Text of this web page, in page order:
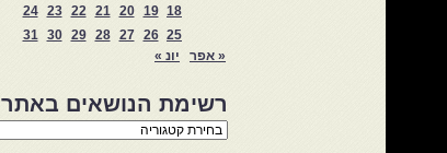
18
19
20
21
22
23
24
25
26
27
28
29
30
31
« אפר
יונ »
רשימת הנושאים באתר
רשימת
הנושאים